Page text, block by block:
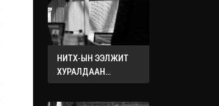
НИТХ-ЫН ЭЭЛЖИТ
ХУРАЛДААН
ЭХЭЛЛЭЭ